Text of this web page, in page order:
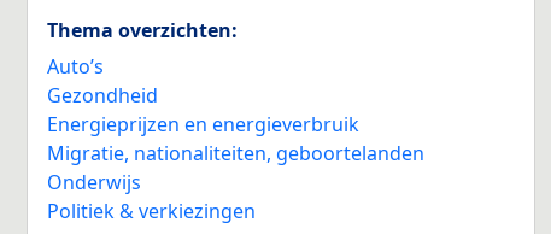
Thema overzichten:
Auto’s
Gezondheid
Energieprijzen en energieverbruik
Migratie, nationaliteiten, geboortelanden
Onderwijs
Politiek & verkiezingen